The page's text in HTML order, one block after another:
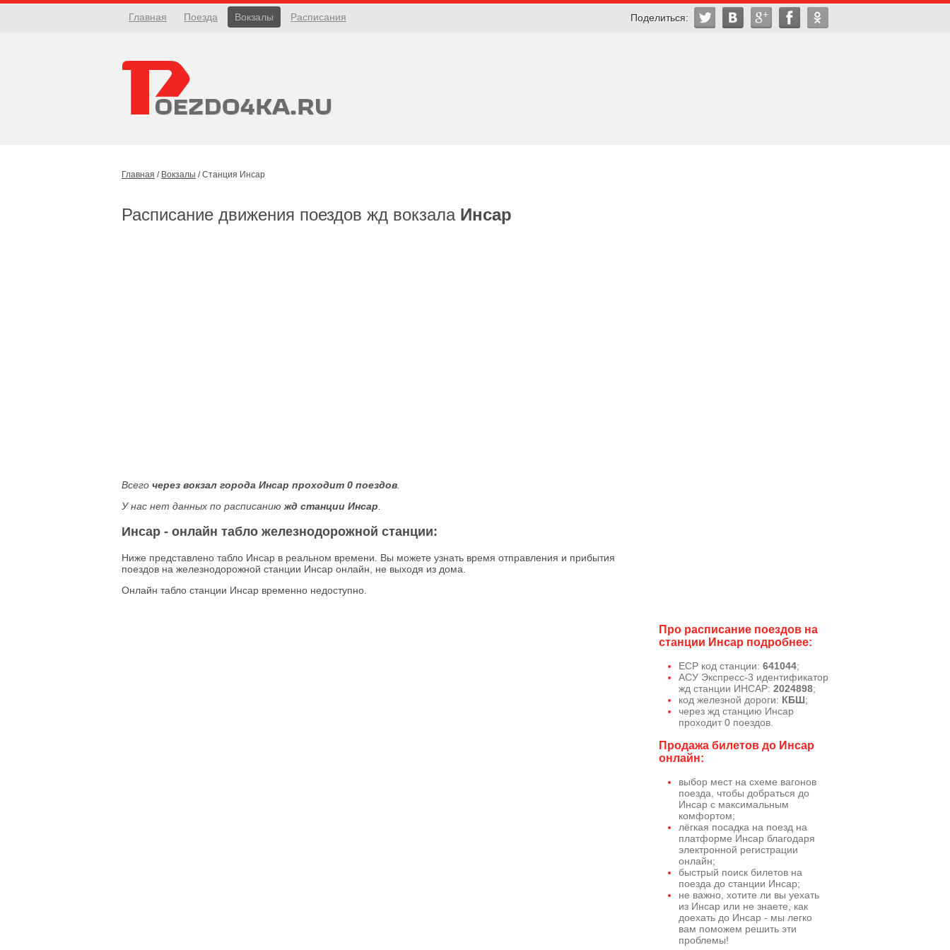
Главная Поезда Вокзалы Расписания Поделиться:
Главная / Вокзалы /Станция Инсар
Расписание движения поездов жд вокзала Инсар
Всего через вокзал города Инсар проходит 0 поездов
У нас нет данных по расписанию жд станции Инсар
Инсар - онлайн табло железнодорожной станции:
Ниже представлено табло Инсар в реальном времени. Вы можете узнать время отправления и прибытия
поездов на железнодорожной станции Инсар онлайн, не выходя из дома.
Онлайн табло станции Инсар временно недоступно.
Про расписание поездов на
станции Инсар подробнее:
ЕСР код станции: 641044;
АСУ Экспресс-3 идентификатор
жд станции ИНСАР: 2024898;
код железной дороги: КБШ;
через жд станцию Инсар
проходит 0 поездов.
Продажа билетов до Инсар
онлайн:
выбор мест на схеме вагонов
поезда, чтобы добраться до
Инсар с максимальным
комфортом;
лёгкая посадка на поезд на
платформе Инсар благодаря
электронной регистрации
онлайн;
быстрый поиск билетов на
поезда до станции Инсар;
не важно, хотите ли вы уехать
из Инсар или не знаете, как
доехать до Инсар - мы легко
вам поможем решить эти
проблемы!